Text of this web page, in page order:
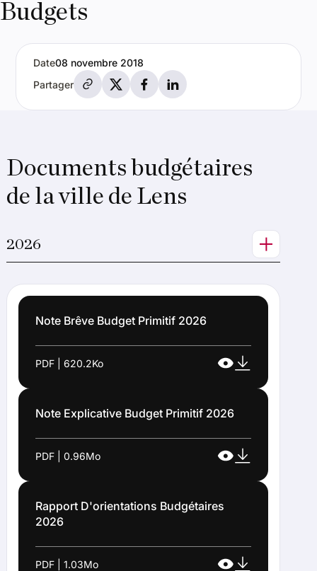
Budgets
PartagerPartager par e-mail
Partager sur X
Partager sur Facebook
Partager sur LinkedIn
Date08 novembre 2018
Documents budgétaires
de la ville de Lens
2026
Note Brêve Budget Primitif 2026
PDF | 620.2Ko
Note Explicative Budget Primitif 2026
PDF | 0.96Mo
Rapport D'orientations Budgétaires
2026
PDF | 1.03Mo